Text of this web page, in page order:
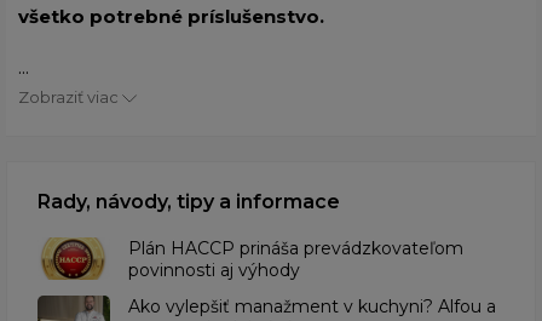
všetko potrebné príslušenstvo.
...
Zobraziť viac
Rady, návody, tipy a informace
​Plán HACCP prináša prevádzkovateľom
povinnosti aj výhody
Ako vylepšiť manažment v kuchyni? Alfou a